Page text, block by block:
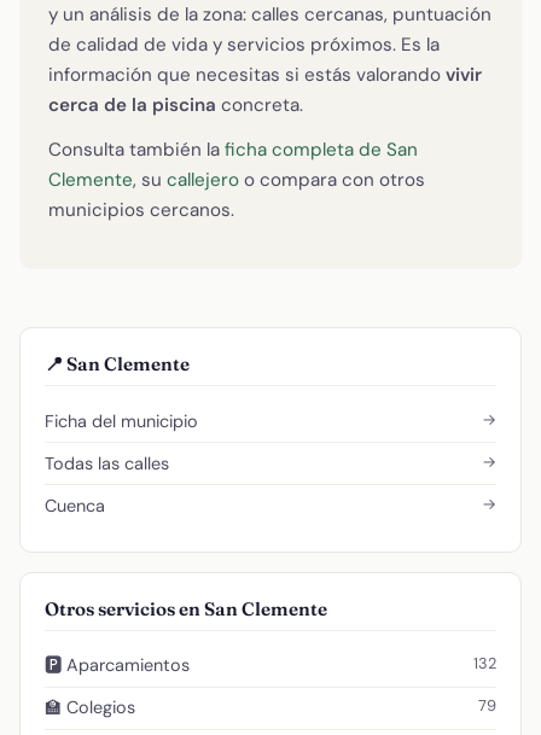
y un análisis de la zona: calles cercanas, puntuación
de calidad de vida y servicios próximos. Es la
información que necesitas si estás valorando vivir
cerca de la piscina concreta.
Consulta también la ficha completa de San
Clemente, su callejero o compara con otros
municipios cercanos.
📍 San Clemente
Ficha del municipio →
Todas las calles →
Cuenca →
Otros servicios en San Clemente
🅿️ Aparcamientos 132
🏫 Colegios 79